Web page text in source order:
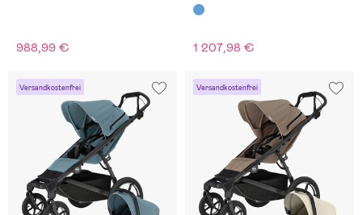
988,99 € 1 207,98 €
Versandkostenfrei Versandkostenfrei